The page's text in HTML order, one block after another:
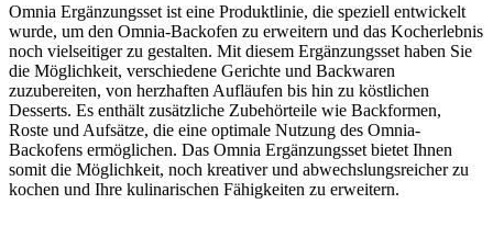
Omnia Ergänzungsset ist eine Produktlinie, die speziell entwickelt
wurde, um den Omnia-Backofen zu erweitern und das Kocherlebnis
noch vielseitiger zu gestalten. Mit diesem Ergänzungsset haben Sie
die Möglichkeit, verschiedene Gerichte und Backwaren
zuzubereiten, von herzhaften Aufläufen bis hin zu köstlichen
Desserts. Es enthält zusätzliche Zubehörteile wie Backformen,
Roste und Aufsätze, die eine optimale Nutzung des Omnia-
Backofens ermöglichen. Das Omnia Ergänzungsset bietet Ihnen
somit die Möglichkeit, noch kreativer und abwechslungsreicher zu
kochen und Ihre kulinarischen Fähigkeiten zu erweitern.